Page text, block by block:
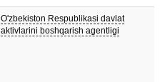
O'zbekiston Respublikasi davlat
aktivlarini boshqarish agentligi